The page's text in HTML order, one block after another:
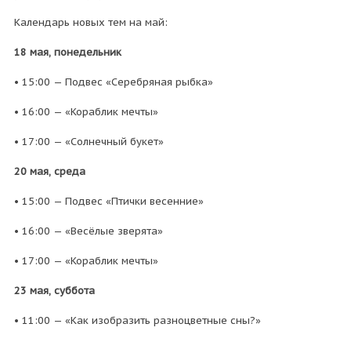
Календарь новых тем на май:
18 мая, понедельник
• 15:00 — Подвес «Серебряная рыбка»
• 16:00 — «Кораблик мечты»
• 17:00 — «Солнечный букет»
20 мая, среда
• 15:00 — Подвес «Птички весенние»
• 16:00 — «Весёлые зверята»
• 17:00 — «Кораблик мечты»
23 мая, суббота
• 11:00 — «Как изобразить разноцветные сны?»